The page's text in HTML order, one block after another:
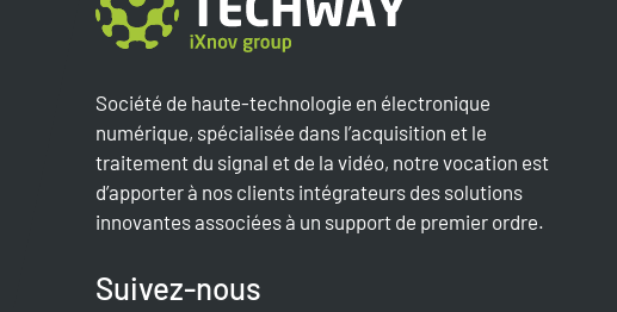
Société de haute-technologie en électronique
numérique, spécialisée dans l’acquisition et le
traitement du signal et de la vidéo, notre vocation est
d’apporter à nos clients intégrateurs des solutions
innovantes associées à un support de premier ordre.
Suivez-nous